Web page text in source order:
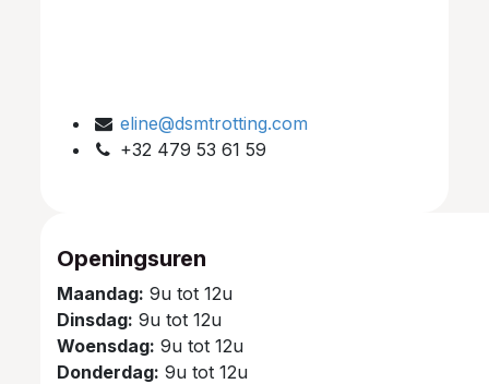
eline@dsmtrotting.com
+32 479 53 61 59
Openingsuren
Maandag: 9u tot 12u
Dinsdag: 9u tot 12u
Woensdag: 9u tot 12u
Donderdag: 9u tot 12u